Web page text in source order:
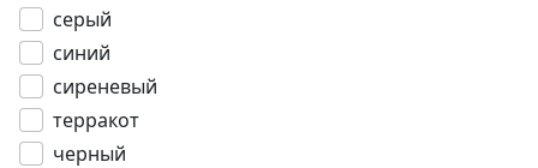
серый
синий
сиреневый
терракот
черный